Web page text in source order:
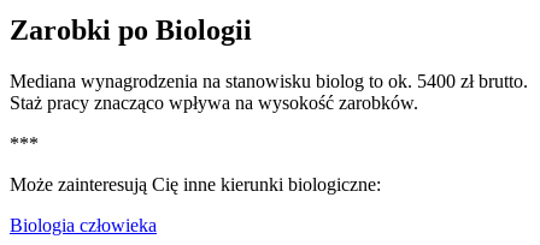
Zarobki po Biologii
Mediana wynagrodzenia na stanowisku biolog to ok. 5400 zł brutto.
Staż pracy znacząco wpływa na wysokość zarobków.
***
Może zainteresują Cię inne kierunki biologiczne:
Biologia człowieka